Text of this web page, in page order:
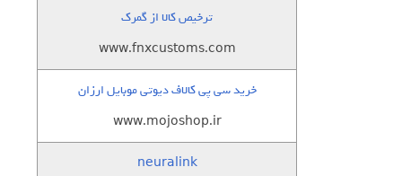
ترخیص کالا از گمرک
www.fnxcustoms.com
خرید سی پی کالاف دیوتی موبایل ارزان
www.mojoshop.ir
neuralink